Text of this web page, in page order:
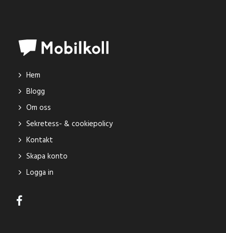
Hem
Blogg
Om oss
Sekretess- & cookiepolicy
Kontakt
Skapa konto
Logga in